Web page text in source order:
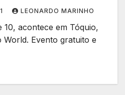
LEONARDO MARINHO
10, acontece em Tóquio,
Evento gratuito e